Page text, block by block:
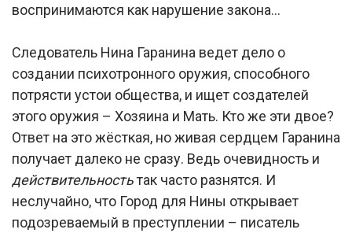
воспринимаются как нарушение закона…
Следователь Нина Гаранина ведет дело о
создании психотронного оружия, способного
потрясти устои общества, и ищет создателей
этого оружия – Хозяина и Мать. Кто же эти двое?
Ответ на это жёсткая, но живая сердцем Гаранина
получает далеко не сразу. Ведь очевидность и
действительностьтак часто разнятся. И
неслучайно, что Город для Нины открывает
подозреваемый в преступлении – писатель